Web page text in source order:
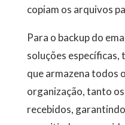
copiam os arquivos
Para o backup do
soluções específicas,
que armazena todos
organização, tanto
recebidos,